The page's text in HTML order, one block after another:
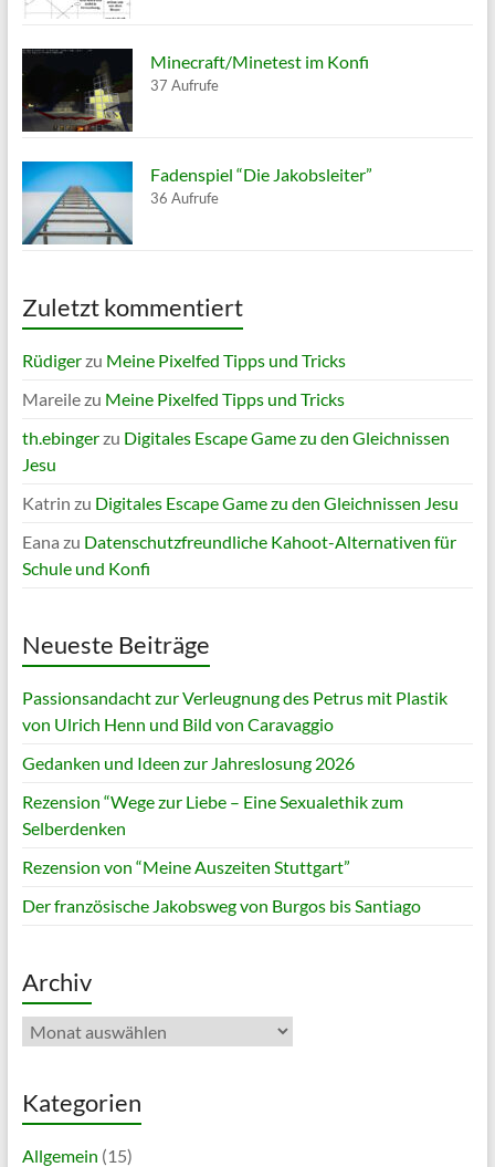
Minecraft/Minetest im Konfi
37 Aufrufe
Fadenspiel “Die Jakobsleiter”
36 Aufrufe
Zuletzt kommentiert
Rüdigerzu Meine Pixelfed Tipps und Tricks
Mareilezu Meine Pixelfed Tipps und Tricks
th.ebingerzu Digitales Escape Game zu den Gleichnissen
Jesu
Katrin zu Digitales Escape Game zu den Gleichnissen Jesu
Eana zu Datenschutzfreundliche Kahoot-Alternativen für
Schule und Konfi
Neueste Beiträge
Passionsandacht zur Verleugnung des Petrus mit Plastik
von Ulrich Henn und Bild von Caravaggio
Gedanken und Ideen zur Jahreslosung 2026
Rezension “Wege zur Liebe – Eine Sexualethik zum
Selberdenken
Rezension von “Meine Auszeiten Stuttgart”
Der französische Jakobsweg von Burgos bis Santiago
Archiv
Archiv
Kategorien
Allgemein (15)